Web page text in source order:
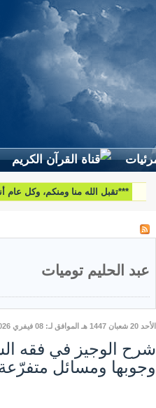
لطرح استفساراتكم وأسئلتكم
عبد الحليم توميات
الأحد 20 شعبان 1447 هـ الموافق لـ: 08 فيفري 2026 22:46
وجوبها ومسائل